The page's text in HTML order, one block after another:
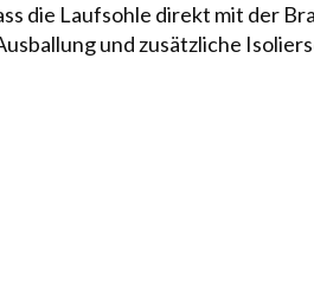
die Laufsohle direkt mit der
und zu­sätz­liche